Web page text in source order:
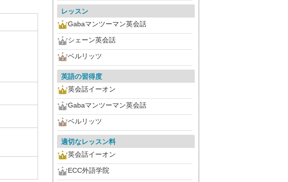
レッスン
Gabaマンツーマン英会話
シェーン英会話
ベルリッツ
英語の習得度
英会話イーオン
Gabaマンツーマン英会話
ベルリッツ
適切なレッスン料
英会話イーオン
ECC外語学院